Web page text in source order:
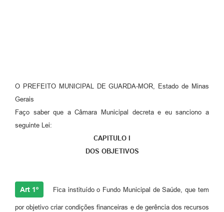
O PREFEITO MUNICIPAL DE GUARDA-MOR, Estado de Minas
Gerais
Faço saber que a Câmara Municipal decreta e eu sanciono a
seguinte Lei:
CAPITULO I
DOS OBJETIVOS
Art 1º Fica instituído o Fundo Municipal de Saúde, que tem
por objetivo criar condições financeiras e de gerência dos recursos